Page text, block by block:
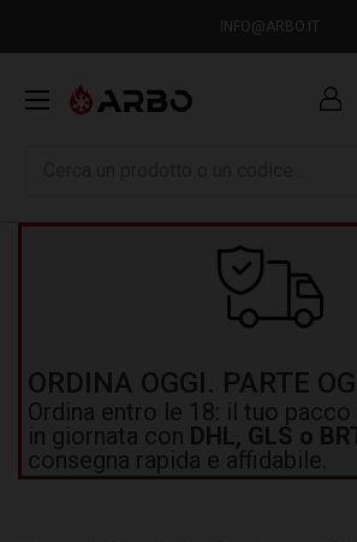
INFO@ARBO.IT
ORDINA OGGI. PARTE
Ordina entro le 18: il tuo
in giornata con DHL, GLS o
consegna rapida e affidabile.